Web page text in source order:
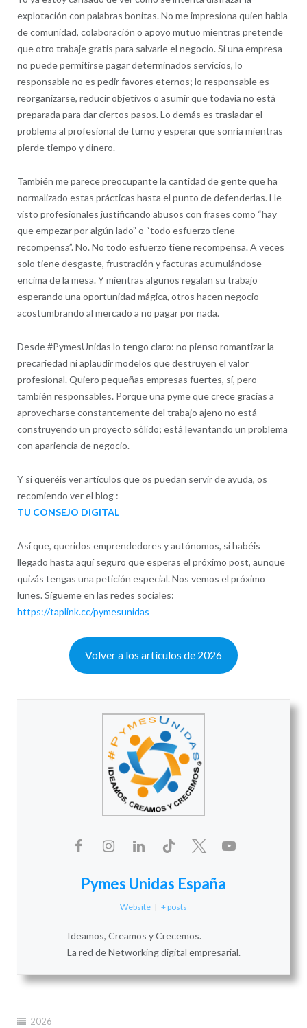
explotación con palabras bonitas. No me impresiona quien habla
de comunidad, colaboración o apoyo mutuo mientras pretende
que otro trabaje gratis para salvarle el negocio. Si una empresa
no puede permitirse pagar determinados servicios, lo
responsable no es pedir favores eternos; lo responsable es
reorganizarse, reducir objetivos o asumir que todavía no está
preparada para dar ciertos pasos. Lo demás es trasladar el
problema al profesional de turno y esperar que sonría mientras
pierde tiempo y dinero.
También me parece preocupante la cantidad de gente que ha
normalizado estas prácticas hasta el punto de defenderlas. He
visto profesionales justificando abusos con frases como “hay
que empezar por algún lado” o “todo esfuerzo tiene
recompensa”. No. No todo esfuerzo tiene recompensa. A veces
solo tiene desgaste, frustración y facturas acumulándose
encima de la mesa. Y mientras algunos regalan su trabajo
esperando una oportunidad mágica, otros hacen negocio
acostumbrando al mercado a no pagar por nada.
Desde #PymesUnidas lo tengo claro: no pienso romantizar la
precariedad ni aplaudir modelos que destruyen el valor
profesional. Quiero pequeñas empresas fuertes, sí, pero
también responsables. Porque una pyme que crece gracias a
aprovecharse constantemente del trabajo ajeno no está
construyendo un proyecto sólido; está levantando un problema
con apariencia de negocio.
Y si queréis ver artículos que os puedan servir de ayuda, os
recomiendo ver el blog :
TU CONSEJO DIGITAL
Así que, queridos emprendedores y autónomos, si habéis
llegado hasta aquí seguro que esperas el próximo post, aunque
quizás tengas una petición especial. Nos vemos el próximo
lunes. Sígueme en las redes sociales:
https://taplink.cc/pymesunidas
Volver a los artículos de 2026
Pymes Unidas España
Website | + posts
Ideamos, Creamos y Crecemos.
La red de Networking digital empresarial.
2026